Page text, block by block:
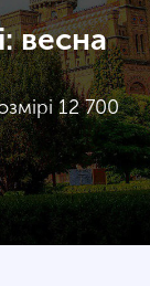
весна
12 700